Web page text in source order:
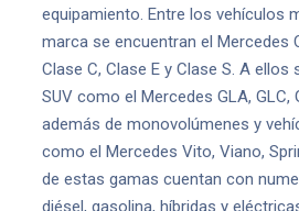
equipamiento. Entre los vehículos
marca se encuentran el Mercedes
Clase C, Clase E y Clase S. A
SUV como el Mercedes GLA, GLC,
además de monovolúmenes y
como el Mercedes Vito, Viano,
de estas gamas cuentan con
diésel, gasolina, híbridas y